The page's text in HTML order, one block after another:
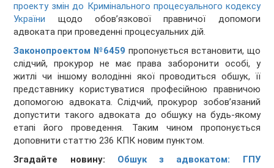
проекту змін до Кримінального процесуального кодексу
України щодо обов’язкової правничої допомоги
адвоката при проведенні процесуальних дій.
Законопроектом №6459 пропонується встановити, що
слідчий, прокурор не має права заборонити особі, у
житлі чи іншому володінні якої проводиться обшук, її
представнику користуватися професійною правничою
допомогою адвоката. Слідчий, прокурор зобов’язаний
допустити такого адвоката до обшуку на будь-якому
етапі його проведення. Таким чином пропонується
доповнити статтю 236 КПК новим пунктом.
Згадайте новину: Обшук з адвокатом: ГПУ